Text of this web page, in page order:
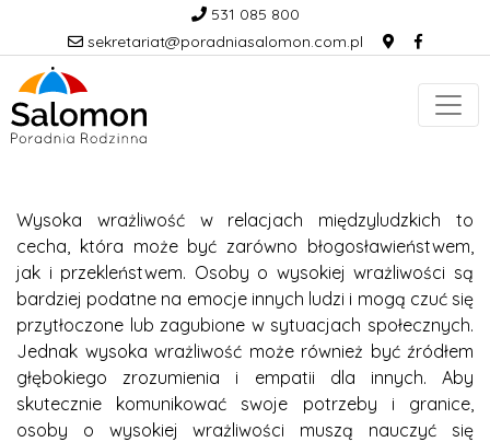
531 085 800
sekretariat@poradniasalomon.com.pl
Wysoka wrażliwość w relacjach międzyludzkich to
cecha, która może być zarówno błogosławieństwem,
jak i przekleństwem. Osoby o wysokiej wrażliwości są
bardziej podatne na emocje innych ludzi i mogą czuć się
przytłoczone lub zagubione w sytuacjach społecznych.
Jednak wysoka wrażliwość może również być źródłem
głębokiego zrozumienia i empatii dla innych. Aby
skutecznie komunikować swoje potrzeby i granice,
osoby o wysokiej wrażliwości muszą nauczyć się